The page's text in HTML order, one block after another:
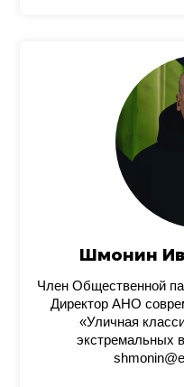
Шмонин
Член Общественной
Директор АНО
«Уличная
экстремальных